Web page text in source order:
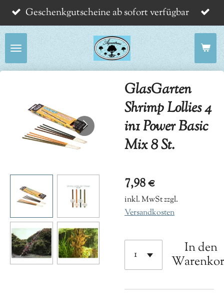
Zum
Hauptinhalt
springen
Geschenkgutscheine ab sofort verfügbar
GlasGarten
Shrimp Lollies 4
in1 Power Basic
Mix 8 St.
7,98 €
inkl. MwSt zzgl.
Versandkosten
In den